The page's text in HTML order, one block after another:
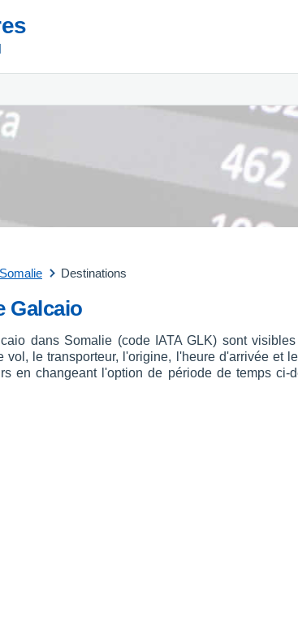
Somalie Destinations
Galcaio
dans Somalie (code IATA GLK) sont
vol, le transporteur, l'origine, l'heure d'arrivée et
en changeant l'option de période de temps ci-